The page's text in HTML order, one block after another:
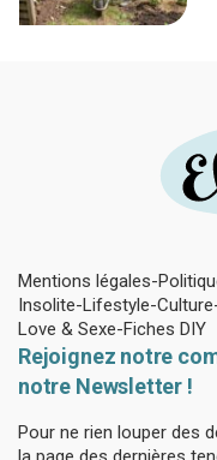
Mentions légales
Insolite Lifestyle Culture
Love & Sexe Fiches DIY
Rejoignez notre
notre Newsletter !
Pour ne rien louper des